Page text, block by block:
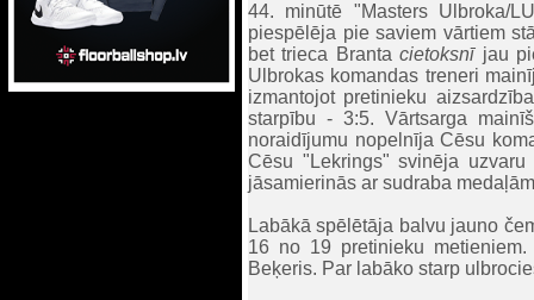
44. minūtē "Masters Ulbroka/
piespēlēja pie saviem vārtiem
bet trieca Brantacietoksnījau
Ulbrokas komandas treneri
izmantojot pretinieku
starpību - 3:5. Vārtsarga
noraidījumu nopelnīja Cēsu
Cēsu "Lekrings" svinēja
jāsamierinās ar sudraba
Labākā spēlētāja balvu jauno
16 no 19 pretinieku
Beķeris. Par labāko starp